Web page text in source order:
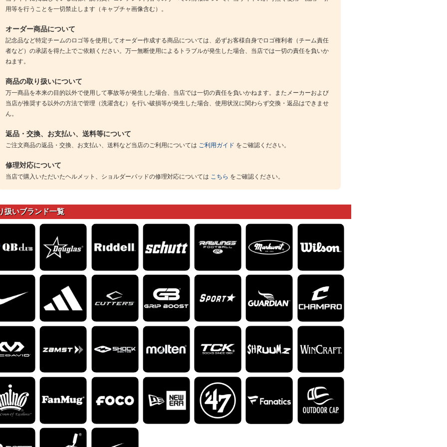
用等を行うことを一切禁止します（キャプチャ画像含む）。
オーダー商品について
記念品など特定チームのロゴ等を使用してオーダー作成する商品については、必ずお客様自身でロゴ権利者（チーム責任
者など）の承諾を得た上でご依頼ください。万一無断使用によるトラブルが発生した場合、当店では一切の責任を負いか
ねます。
商品の取り扱いについて
万一商品を本来の目的以外で使用して事故等が発生した場合、当店では一切の責任を負いかねます。またメーカーおよび
当店が推奨する以外の方法で管理（洗濯含む）を行い破損等が発生した場合、使用状況に関わらず交換・返品はできませ
ん。
返品・交換、お支払い、送料等について
ご注文商品の返品・交換、お支払い、送料など当店のご利用については ご利用ガイド をご確認ください。
修理対応について
当店で購入いただいたヘルメット、ショルダーパッドの修理対応については こちら をご確認ください。
扱いブランド一覧